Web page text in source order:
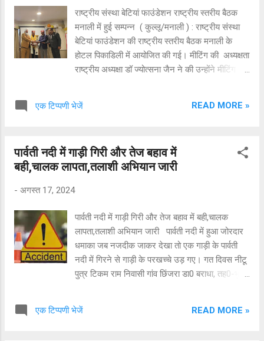
9 CAT 9501) की एक गाड़ी लाइन को ओवरटेक करते
हुए तेज रफ्तार में आगे निकली. वहीं, ड्राइवर ने गाड़ी पर से
नियंत्रण खो दिया और जिससे गाड़ी की दूसरी लेन पर जाम
में फंसे टिप्पर से जोरदार टक्कर हो गई. दुर्घटना में गाड़ी
का अगला हिस्सा टिप्पर के नीचे घुस गया. इससे गाड़...
राष्ट्रीय संस्था बेटियां फाउंडेशन राष्ट्रीय स्तरीय बैठक
मनाली में हुई सम्पन्न ( कुल्लू/मनाली ) : राष्ट्रीय संस्था
बेटियां फाउंडेशन की राष्ट्रीय स्तरीय बैठक मनाली के
होटल पिकाडिली में आयोजित की गई। मीटिंग की अध्यक्षता
राष्ट्रीय अध्यक्षा डॉ ज्योत्सना जैन ने की उन्होंने मीटिंग
अवगत कराया गया। मीटिंग में हिमाचल प्रदेश के साथ
लिया। बैठक में पूर्व मंत्री हिमाचल सरकार गोविंद सिंह
ठाकुर मुख्यातिथि उपस्थित रहे उन्होंने अपने संबोधन संस्था
कामना की।ज़िला कुल्लू अध्यक्ष सुषमा ठाकुर और उनकी
पूरी टीम ने आये हुए सभी सदस्यों का देवभूमि हिमाचल में
फूल मालाओं और पारंपरिक बाध यंत्रों सहित स्वागत
किया। राष्ट्रीय स्तर की मीटिंग में एडवोकेट छविंद्र ठाकुर,
भूपिंदर सिंह निदेशक स्पीड बाथ टक ...
एक टिप्पणी भेजें READ MORE »
पार्वती नदी में गाड़ी गिरी और तेज बहाव में
बही,चालक लापता,तलाशी अभियान जारी
- अगस्त 17, 2024
पार्वती नदी में गाड़ी गिरी और तेज बहाव में बही,चालक
लापता,तलाशी अभियान जारी पार्वती नदी में हुआ जोरदार
धमाका जब नजदीक जाकर देखा तो एक गाड़ी के पार्वती
नदी में गिरने से गाड़ी के परखच्चे उड़ गए। गत दिवस नीटू
पुत्र टिकम राम निवासी गांव छिंजरा डा0 बराधा, तह0-भुंतर
गया है जिसने बतलाया कि यह अपने कार्य से वापिस अपने
एक टिप्पणी भेजें READ MORE »